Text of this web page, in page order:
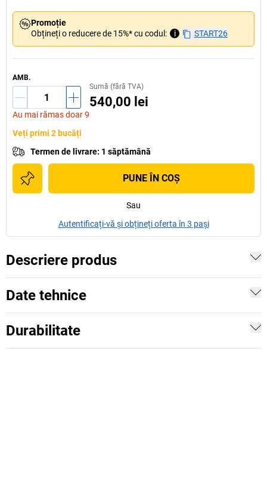
Promoție
Obțineți o reducere de 15%* cu codul:
i START26
AMB.
Au mai rămas doar 9
Sumă (fără TVA)
540,00 lei
Veți primi 2 bucăți
Termen de livrare: 1 săptămână
PUNE ÎN COŞ
Sau
Autentificați-vă și obțineți oferta în 3 pași
Descriere produs
Date tehnice
Durabilitate